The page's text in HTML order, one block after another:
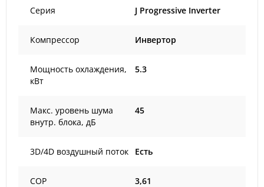
Серия J Progressive Inverter
Компрессор Инвертор
Мощность охлаждения,
кВт
5.3
Макс. уровень шума
внутр. блока, дБ
45
3D/4D воздушный поток Есть
COP 3,61